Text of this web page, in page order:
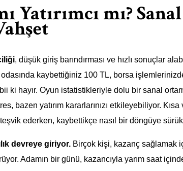
Yatırımcı mı?
, düşük giriş barındırması ve hızlı sonuçlar
odasında kaybettiğiniz 100 TL, borsa
ki hayır. Oyun istatistikleriyle dolu bir sanal
bazen yatırım kararlarınızı etkileyebiliyor.
ederken, kaybettikçe nasıl bir döngüye
devreye giriyor. Birçok kişi, kazanç sağlamak
Adamın bir günü, kazancıyla yarım saat